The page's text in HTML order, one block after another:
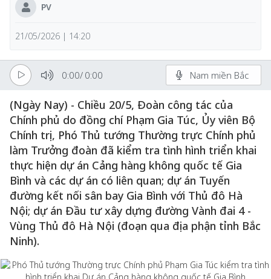
PV
21/05/2026 | 14:20
0:00/ 0:00 Nam miền Bắc
(Ngày Nay) - Chiều 20/5, Đoàn công tác của
Chính phủ do đồng chí Phạm Gia Túc, Ủy viên Bộ
Chính trị, Phó Thủ tướng Thường trực Chính phủ
làm Trưởng đoàn đã kiểm tra tình hình triển khai
thực hiện dự án Cảng hàng không quốc tế Gia
Bình và các dự án có liên quan; dự án Tuyến
đường kết nối sân bay Gia Bình với Thủ đô Hà
Nội; dự án Đầu tư xây dựng đường Vành đai 4 -
Vùng Thủ đô Hà Nội (đoạn qua địa phận tỉnh Bắc
Ninh).